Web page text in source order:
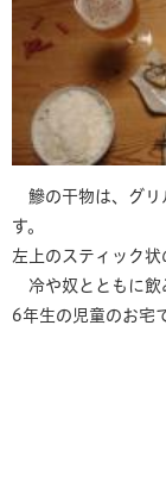
鰺の干物は、グリ
す。
左上のスティック
冷や奴とともに飲
6年生の児童のお宅